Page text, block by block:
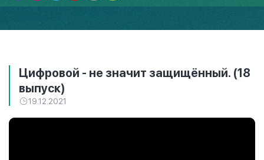
Цифровой - не значит защищённый. (18
выпуск)
19.12.2021